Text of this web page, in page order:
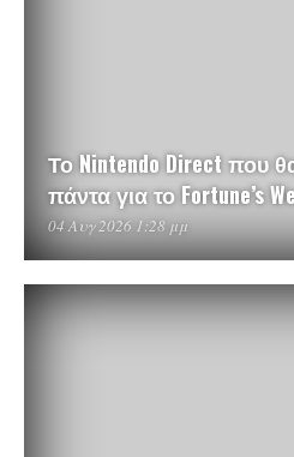
Το Nintendo Direct που
πάντα για το Fortune’s
04 Αυγ 2026 1:28 μμ